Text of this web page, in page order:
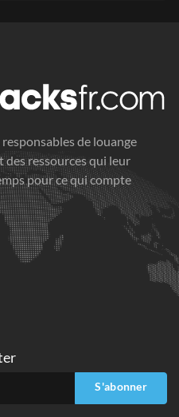
de louange
des ressources qui leur
pour ce qui compte
S'abonner